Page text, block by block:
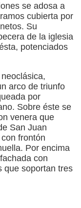
se adosa a
cubierta por
Su
de la iglesia
potenciados
arco de triunfo
por
Sobre éste se
venera que
San Juan
frontón
Por encima
con
que soportan tres